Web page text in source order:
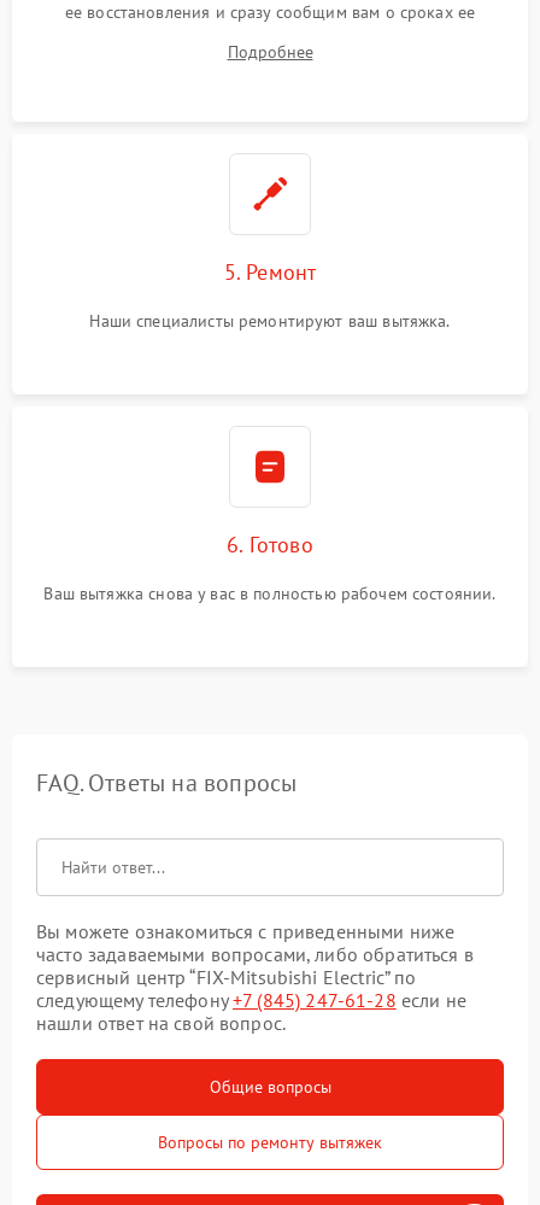
ее восстановления и сразу сообщим вам о сроках ее
Подробнее
5. Ремонт
Наши специалисты ремонтируют ваш вытяжка.
6. Готово
Ваш вытяжка снова у вас в полностью рабочем состоянии.
FAQ. Ответы на вопросы
Вы можете ознакомиться с приведенными ниже
часто задаваемыми вопросами, либо обратиться в
сервисный центр “FIX-Mitsubishi Electric” по
следующему телефону+7 (845) 247-61-28 если не
нашли ответ на свой вопрос.
Общие вопросы
Вопросы по ремонту вытяжек